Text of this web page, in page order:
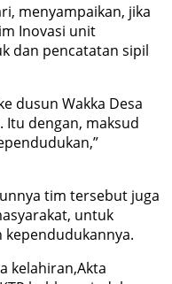
menyampaikan, jika
Inovasi unit
dan pencatatan sipil
dusun Wakka Desa
Itu dengan, maksud
tim tersebut juga
untuk
kelahiran,Akta